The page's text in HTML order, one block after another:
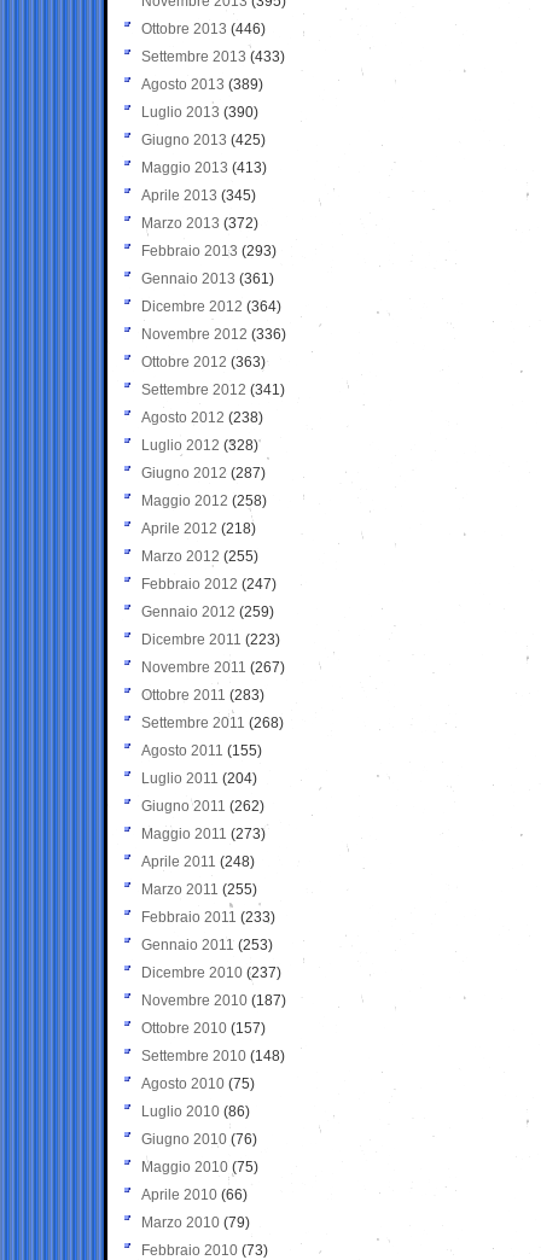
Ottobre 2013 (446)
Settembre 2013 (433)
Agosto 2013 (389)
Luglio 2013 (390)
Giugno 2013 (425)
Maggio 2013 (413)
Aprile 2013 (345)
Marzo 2013 (372)
Febbraio 2013 (293)
Gennaio 2013 (361)
Dicembre 2012 (364)
Novembre 2012 (336)
Ottobre 2012 (363)
Settembre 2012 (341)
Agosto 2012 (238)
Luglio 2012 (328)
Giugno 2012 (287)
Maggio 2012 (258)
Aprile 2012 (218)
Marzo 2012 (255)
Febbraio 2012 (247)
Gennaio 2012 (259)
Dicembre 2011 (223)
Novembre 2011 (267)
Ottobre 2011 (283)
Settembre 2011 (268)
Agosto 2011 (155)
Luglio 2011 (204)
Giugno 2011 (262)
Maggio 2011 (273)
Aprile 2011 (248)
Marzo 2011 (255)
Febbraio 2011 (233)
Gennaio 2011 (253)
Dicembre 2010 (237)
Novembre 2010 (187)
Ottobre 2010 (157)
Settembre 2010 (148)
Agosto 2010 (75)
Luglio 2010 (86)
Giugno 2010 (76)
Maggio 2010 (75)
Aprile 2010 (66)
Marzo 2010 (79)
Febbraio 2010 (73)